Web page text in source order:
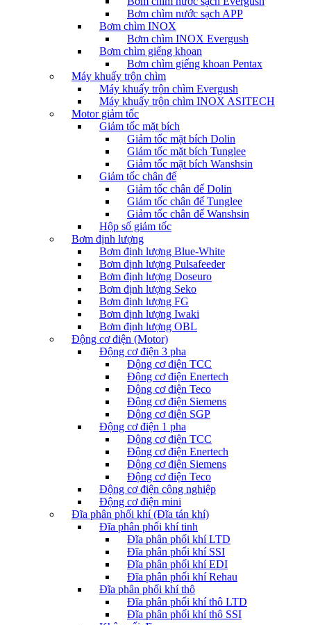
Bơm chìm nước sạch APP
Bơm chìm INOX
Bơm chìm INOX Evergush
Bơm chìm giếng khoan
Bơm chìm giếng khoan Pentax
Máy khuấy trộn chìm
Máy khuấy trộn chìm Evergush
Máy khuấy trộn chìm INOX ASITECH
Motor giảm tốc
Giảm tốc mặt bích
Giảm tốc mặt bích Dolin
Giảm tốc mặt bích Tunglee
Giảm tốc mặt bích Wanshsin
Giảm tốc chân đế
Giảm tốc chân đế Dolin
Giảm tốc chân đế Tunglee
Giảm tốc chân đế Wanshsin
Hộp số giảm tốc
Bơm định lượng
Bơm định lượng Blue-White
Bơm định lượng Pulsafeeder
Bơm định lượng Doseuro
Bơm định lượng Seko
Bơm định lượng FG
Bơm định lượng Iwaki
Bơm định lượng OBL
Động cơ điện (Motor)
Động cơ điện 3 pha
Động cơ điện TCC
Động cơ điện Enertech
Động cơ điện Teco
Động cơ điện Siemens
Động cơ điện SGP
Động cơ điện 1 pha
Động cơ điện TCC
Động cơ điện Enertech
Động cơ điện Siemens
Động cơ điện Teco
Động cơ điện công nghiệp
Động cơ điện mini
Đĩa phân phối khí (Đĩa tán khí)
Đĩa phân phối khí tinh
Đĩa phân phối khí LTD
Đĩa phân phối khí SSI
Đĩa phân phối khí EDI
Đĩa phân phối khí Rehau
Đĩa phân phối khí thô
Đĩa phân phối khí thô LTD
Đĩa phân phối khí thô SSI